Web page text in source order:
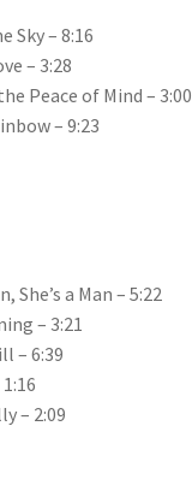
Sky– 8:16
– 3:28
Peace of Mind– 3:00
– 9:23
She’s a Man – 5:22
– 3:21
– 6:39
– 2:09